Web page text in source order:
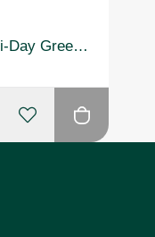
Natures Bounty Multi-Day Green Tea Extract Takviye Edici Gıda 50 Tablet